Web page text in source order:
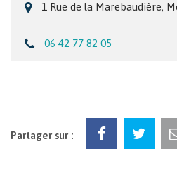
1 Rue de la Marebaudière,
06 42 77 82 05
Partager sur :